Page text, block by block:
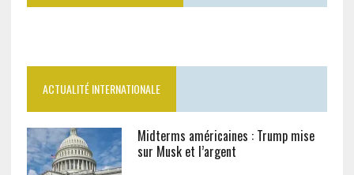
ACTUALITÉ INTERNATIONALE
Midterms américaines : Trump mise
sur Musk et l’argent